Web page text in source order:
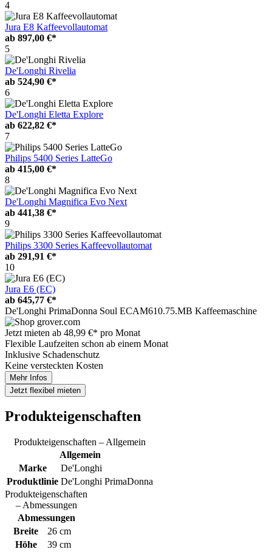
4
Jura E8 Kaffeevollautomat
ab 897,00 €*
5
De'Longhi Rivelia
ab 524,90 €*
6
De'Longhi Eletta Explore
ab 622,82 €*
7
Philips 5400 Series LatteGo
ab 415,00 €*
8
De'Longhi Magnifica Evo Next
ab 441,38 €*
9
Philips 3300 Series Kaffeevollautomat
ab 291,91 €*
10
Jura E6 (EC)
ab 645,77 €*
De'Longhi PrimaDonna Soul ECAM610.75.MB Kaffeemaschine
Jetzt mieten ab 48,99 €* pro Monat
Flexible Laufzeiten schon ab einem Monat
Inklusive Schadenschutz
Keine versteckten Kosten
Mehr Infos
Jetzt flexibel mieten
Produkteigenschaften
Produkteigenschaften – Allgemein
Allgemein
Marke
De'Longhi
Produktlinie De'Longhi PrimaDonna
Produkteigenschaften
– Abmessungen
Abmessungen
Breite
26 cm
Höhe
39 cm